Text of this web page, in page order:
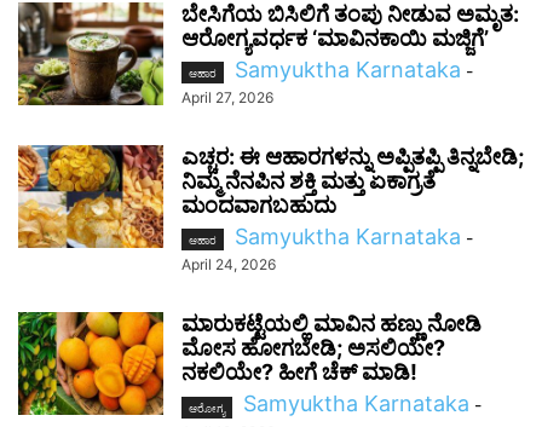
ಬೇಸಿಗೆಯ ಬಿಸಿಲಿಗೆ ತಂಪು ನೀಡುವ ಅಮೃತ:
ಆರೋಗ್ಯವರ್ಧಕ ‘ಮಾವಿನಕಾಯಿ ಮಜ್ಜಿಗೆ’
ಆಹಾರ Samyuktha Karnataka -
April 27, 2026
ಎಚ್ಚರ: ಈ ಆಹಾರಗಳನ್ನು ಅಪ್ಪಿತಪ್ಪಿ ತಿನ್ನಬೇಡಿ;
ನಿಮ್ಮ ನೆನಪಿನ ಶಕ್ತಿ ಮತ್ತು ಏಕಾಗ್ರತೆ
ಮಂದವಾಗಬಹುದು
ಆಹಾರ Samyuktha Karnataka -
April 24, 2026
ಮಾರುಕಟ್ಟೆಯಲ್ಲಿ ಮಾವಿನ ಹಣ್ಣು ನೋಡಿ
ಮೋಸ ಹೋಗಬೇಡಿ; ಅಸಲಿಯೇ?
ನಕಲಿಯೇ? ಹೀಗೆ ಚೆಕ್ ಮಾಡಿ!
ಆರೋಗ್ಯ Samyuktha Karnataka -